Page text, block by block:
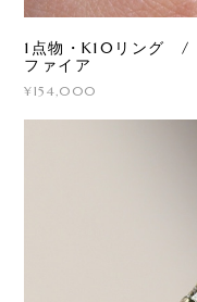
1点物・K10リング /
ファイア
¥154,000